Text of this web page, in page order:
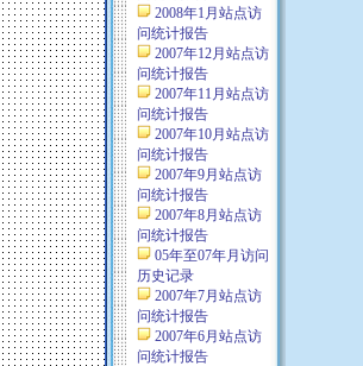
2008年1月站点访
问统计报告
2007年12月站点访
问统计报告
2007年11月站点访
问统计报告
2007年10月站点访
问统计报告
2007年9月站点访
问统计报告
2007年8月站点访
问统计报告
05年至07年月访问
历史记录
2007年7月站点访
问统计报告
2007年6月站点访
问统计报告